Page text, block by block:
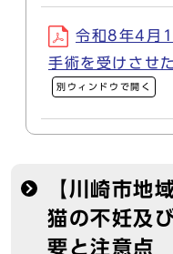
令和8年4月
手術を受けさ
別ウィンドウで開く
【川崎市地
猫の不妊及
要と注意点